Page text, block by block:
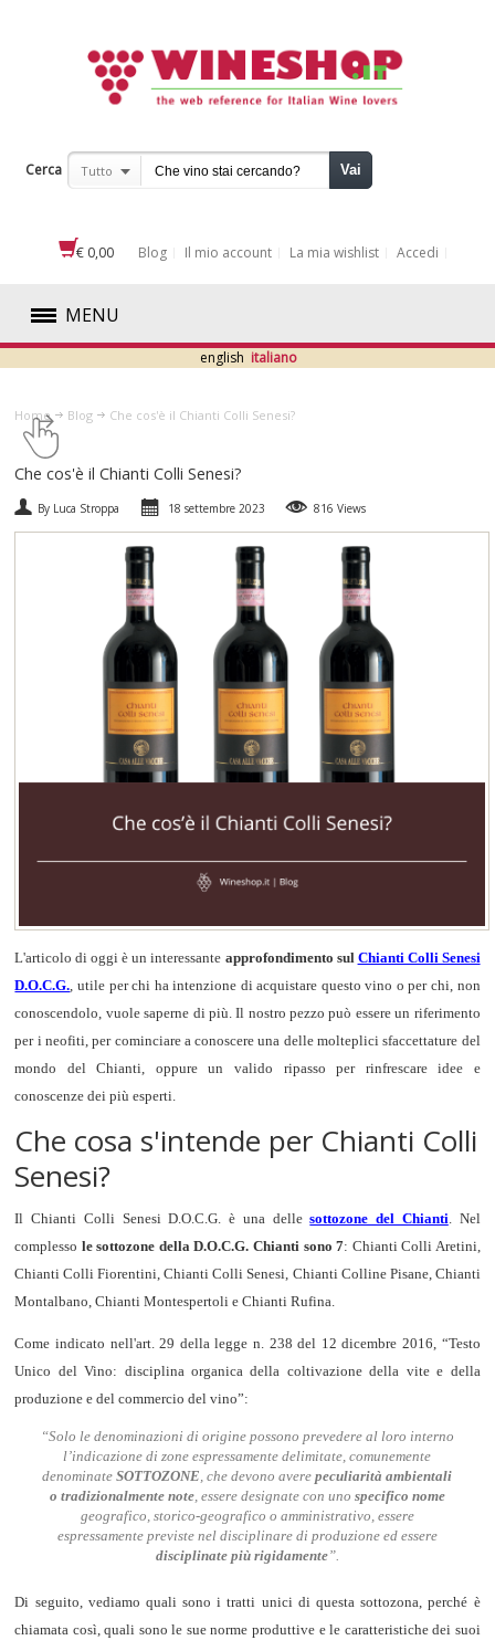
Cerca Tutto Vai
€ 0,00 Blog Il mio account La mia wishlist Accedi
MENU
ROSSI
BIANCHI
ROSATI
SPUMANTI
NON SOLO VINO
WINESHOP.IT
english italiano
Home Blog ​Che cos'è il Chianti Colli Senesi?
​Che cos'è il Chianti Colli Senesi?
By Luca Stroppa 18 settembre 2023 816 Views
L'articolo di oggi è un interessante approfondimento sul Chianti Colli Senesi
D.O.C.G., utile per chi ha intenzione di acquistare questo vino o per chi, non
conoscendolo, vuole saperne di più. Il nostro pezzo può essere un riferimento
per i neofiti, per cominciare a conoscere una delle molteplici sfaccettature del
mondo del Chianti, oppure un valido ripasso per rinfrescare idee e
conoscenze dei più esperti.
Che cosa s'intende per Chianti Colli
Senesi?
Il Chianti Colli Senesi D.O.C.G. è una dellesottozone del Chianti. Nel
complesso le sottozone della D.O.C.G. Chianti sono 7: Chianti Colli Aretini,
Chianti Colli Fiorentini, Chianti Colli Senesi, Chianti Colline Pisane, Chianti
Montalbano, Chianti Montespertoli e Chianti Rufina.
Come indicato nell'art. 29 della legge n. 238 del 12 dicembre 2016, “Testo
Unico del Vino: disciplina organica della coltivazione della vite e della
produzione e del commercio del vino”:
“Solo le denominazioni di origine possono prevedere al loro interno
l’indicazione di zone espressamente delimitate, comunemente
denominateSOTTOZONE, che devono averepeculiarità ambientali
o tradizionalmente note, essere designate con uno specifico nome
geografico, storico-geografico o amministrativo, essere
espressamente previste nel disciplinare di produzione ed essere
disciplinate più rigidamente”.
Di seguito, vediamo quali sono i tratti unici di questa sottozona, perché è
chiamata così, quali sono le sue norme produttive e le caratteristiche dei suoi